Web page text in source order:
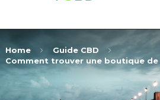
Home
Guide CBD
Comment trouver une boutique de